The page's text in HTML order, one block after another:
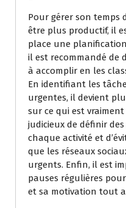
Pour gérer son temps
être plus productif, il
place une
il est recommandé de
à accomplir en les
En identifiant les
urgentes, il devient
sur ce qui est
judicieux de définir
chaque activité et
que les réseaux
urgents. Enfin, il est
pauses régulières
et sa motivation tout